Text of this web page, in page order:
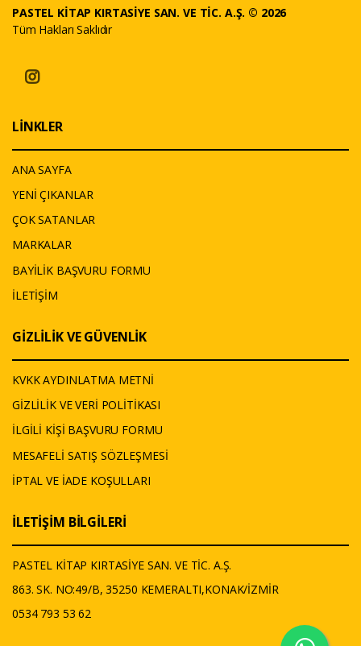
PASTEL KİTAP KIRTASİYE SAN. VE TİC. A.Ş. © 2026
Tüm Hakları Saklıdır
LİNKLER
ANA SAYFA
YENİ ÇIKANLAR
ÇOK SATANLAR
MARKALAR
BAYİLİK BAŞVURU FORMU
İLETİŞİM
GİZLİLİK VE GÜVENLİK
KVKK AYDINLATMA METNİ
GİZLİLİK VE VERİ POLİTİKASI
İLGİLİ KİŞİ BAŞVURU FORMU
MESAFELİ SATIŞ SÖZLEŞMESİ
İPTAL VE İADE KOŞULLARI
İLETİŞİM BİLGİLERİ
PASTEL KİTAP KIRTASİYE SAN. VE TİC. A.Ş.
863. SK. NO:49/B, 35250 KEMERALTI,KONAK/İZMİR
0534 793 53 62